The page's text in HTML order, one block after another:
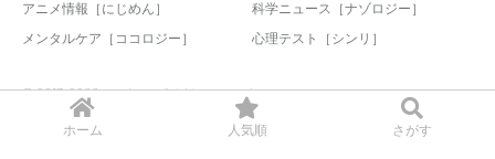
ホーム 人気順 さがす
アニメ情報［にじめん］
科学ニュース［ナゾロジー］
メンタルケア［ココロジー］
心理テスト［シンリ］
© 2017-2026 nazology. all rights reserved.